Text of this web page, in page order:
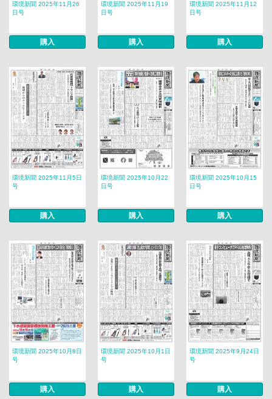
環境新聞 2025年11月26
日号
購入
環境新聞 2025年11月19
日号
購入
環境新聞 2025年11月12
日号
購入
環境新聞 2025年11月5日
号
購入
環境新聞 2025年10月22
日号
購入
環境新聞 2025年10月15
日号
購入
環境新聞 2025年10月8日
号
購入
環境新聞 2025年10月1日
号
購入
環境新聞 2025年9月24日
号
購入